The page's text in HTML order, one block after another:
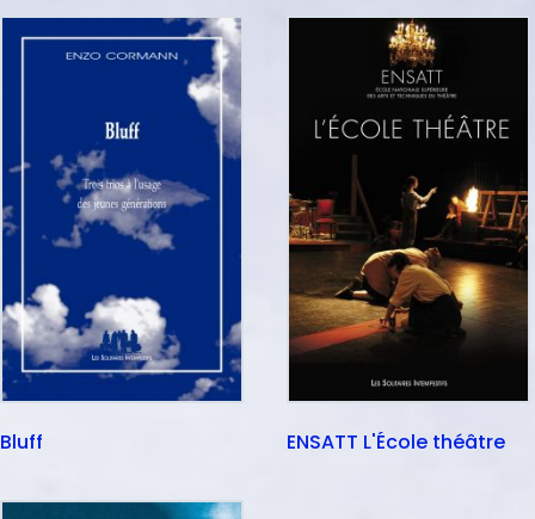
Bluff ENSATT L'École théâtre